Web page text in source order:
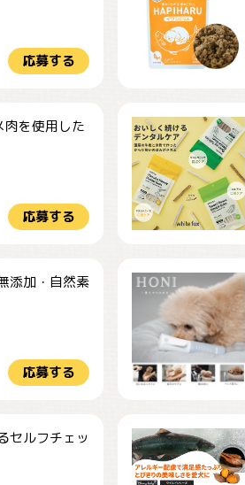
応募する
肉を使用した
応募する
添加・自然素
応募する
セルフチェッ